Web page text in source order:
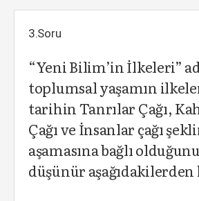
3.Soru
“Yeni Bilim’in İlkeleri”
toplumsal yaşamın
tarihin Tanrılar Çağı,
Çağı ve İnsanlar çağı
aşamasına bağlı
düşünür